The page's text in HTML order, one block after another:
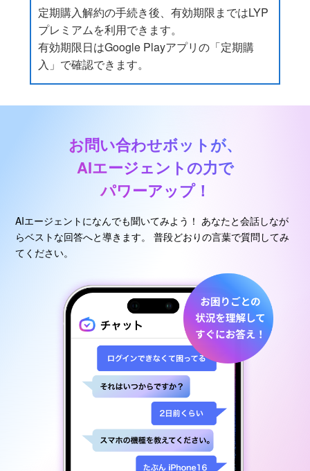
定期購入解約の手続き後、有効期限まではLYP
プレミアムを利用できます。
有効期限日はGoogle Playアプリの「定期購
入」で確認できます。
お問い合わせボットが、
AIエージェントの力で
パワーアップ！
AIエージェントになんでも聞いてみよう！ あなたと会話しなが
らベストな回答へと導きます。
普段どおりの言葉で質問してみ
てください。